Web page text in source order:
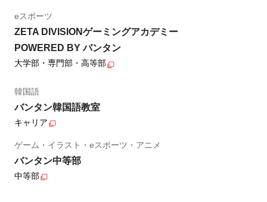
eスポーツ
ZETA DIVISIONゲーミングアカデミー
POWERED BY バンタン
大学部・専門部・高等部
韓国語
バンタン韓国語教室
キャリア
ゲーム・イラスト・eスポーツ・アニメ
バンタン中等部
中等部